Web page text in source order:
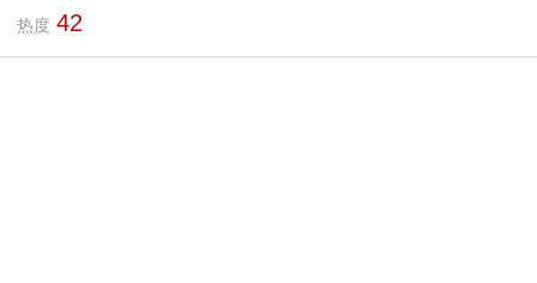
热度 42